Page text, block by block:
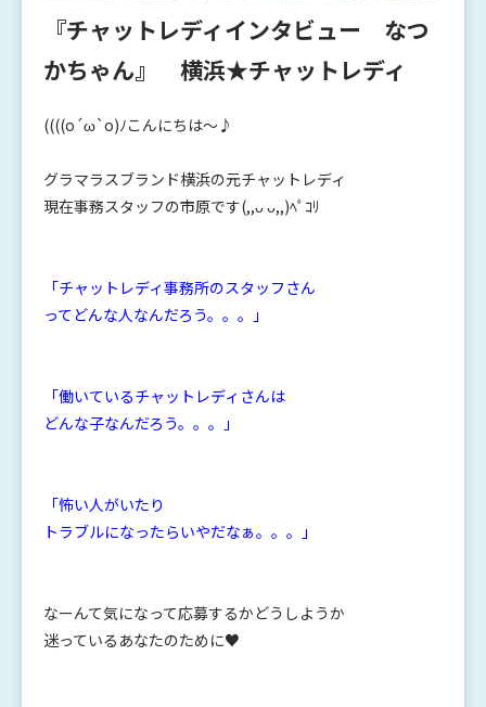
『チャットレディインタビュー なつ
かちゃん』 横浜★チャットレディ
((((o´ω`o)ﾉこんにちは～♪
グラマラスブランド横浜の元チャットレディ
現在事務スタッフの市原です(,,ᴗ ᴗ,,)ﾍﾟｺﾘ
「チャットレディ事務所のスタッフさん
ってどんな人なんだろう。。。」
「働いているチャットレディさんは
どんな子なんだろう。。。」
「怖い人がいたり
トラブルになったらいやだなぁ。。。」
なーんて気になって応募するかどうしようか
迷っているあなたのために♥